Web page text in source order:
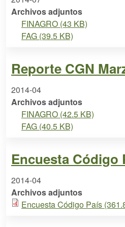
Archivos adjuntos
FINAGRO (43 KB)
FAG (39.5 KB)
Reporte CGN
2014-04
Archivos adjuntos
FINAGRO (42.5 KB)
FAG (40.5 KB)
Encuesta Código
2014-04
Archivos adjuntos
Encuesta Código País